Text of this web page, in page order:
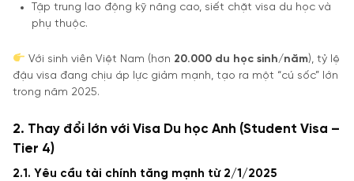
Tập trung lao động kỹ năng cao, siết chặt visa du học và
phụ thuộc.
Với sinh viên Việt Nam (hơn 20.000 du học sinh/năm), tỷ lệ
đậu visa đang chịu áp lực giảm mạnh, tạo ra một “cú sốc” lớn
trong năm 2025.
2. Thay đổi lớn với Visa Du học Anh (Student Visa –
Tier 4)
2.1. Yêu cầu tài chính tăng mạnh từ 2/1/2025